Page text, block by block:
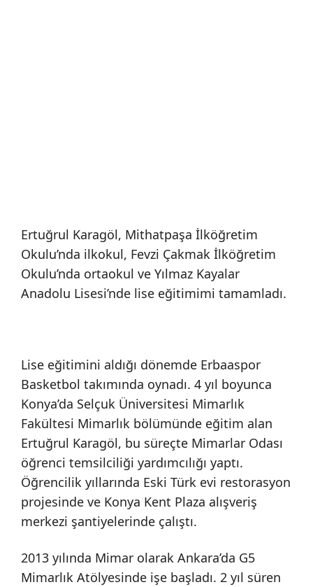
Ertuğrul Karagöl, Mithatpaşa İlköğretim
Okulu’nda ilkokul, Fevzi Çakmak İlköğretim
Okulu’nda ortaokul ve Yılmaz Kayalar
Anadolu Lisesi’nde lise eğitimimi tamamladı.
Lise eğitimini aldığı dönemde Erbaaspor
Basketbol takımında oynadı. 4 yıl boyunca
Konya’da Selçuk Üniversitesi Mimarlık
Fakültesi Mimarlık bölümünde eğitim alan
Ertuğrul Karagöl, bu süreçte Mimarlar Odası
öğrenci temsilciliği yardımcılığı yaptı.
Öğrencilik yıllarında Eski Türk evi restorasyon
projesinde ve Konya Kent Plaza alışveriş
merkezi şantiyelerinde çalıştı.
2013 yılında Mimar olarak Ankara’da G5
Mimarlık Atölyesinde işe başladı. 2 yıl süren